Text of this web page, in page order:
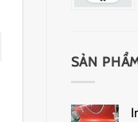
SẢN